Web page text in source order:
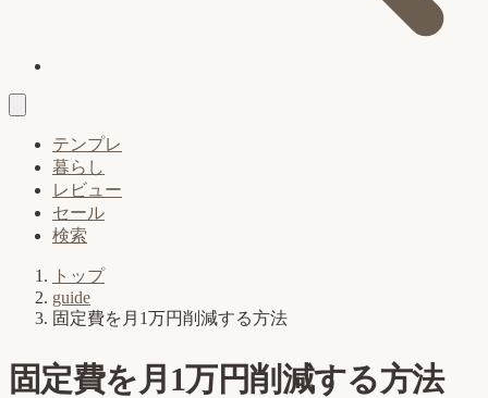
テンプレ
暮らし
レビュー
セール
検索
トップ
guide
固定費を月1万円削減する方法
固定費を月1万円削減する方法